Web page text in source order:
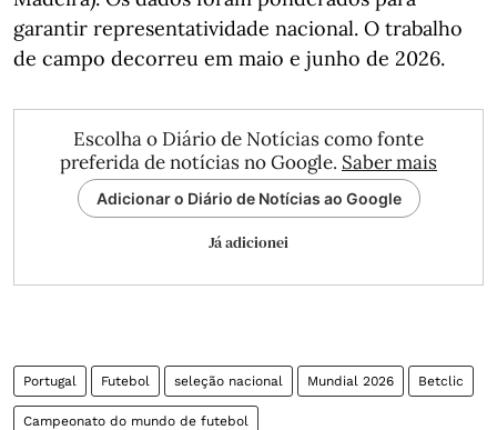
garantir representatividade nacional. O trabalho
de campo decorreu em maio e junho de 2026.
Escolha o Diário de Notícias como fonte
preferida de notícias no Google. Saber mais
Adicionar o Diário de Notícias ao Google
Já adicionei
Portugal Futebol seleção nacional Mundial 2026 Betclic
Campeonato do mundo de futebol